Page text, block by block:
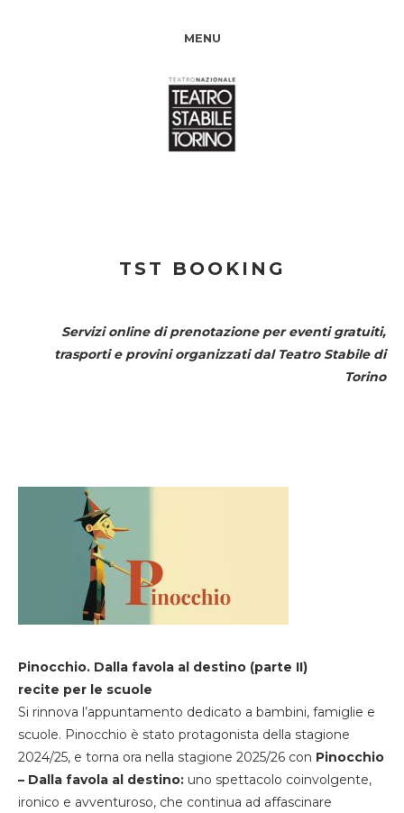
MENU
TST BOOKING
Servizi online di prenotazione per eventi gratuiti,
trasporti e provini organizzati dal Teatro Stabile di
Torino
Pinocchio. Dalla favola al destino (parte II)
recite per le scuole
Si rinnova l’appuntamento dedicato a bambini, famiglie e
scuole. Pinocchio è stato protagonista della stagione
2024/25, e torna ora nella stagione 2025/26 con Pinocchio
– Dalla favola al destino: uno spettacolo coinvolgente,
ironico e avventuroso, che continua ad affascinare